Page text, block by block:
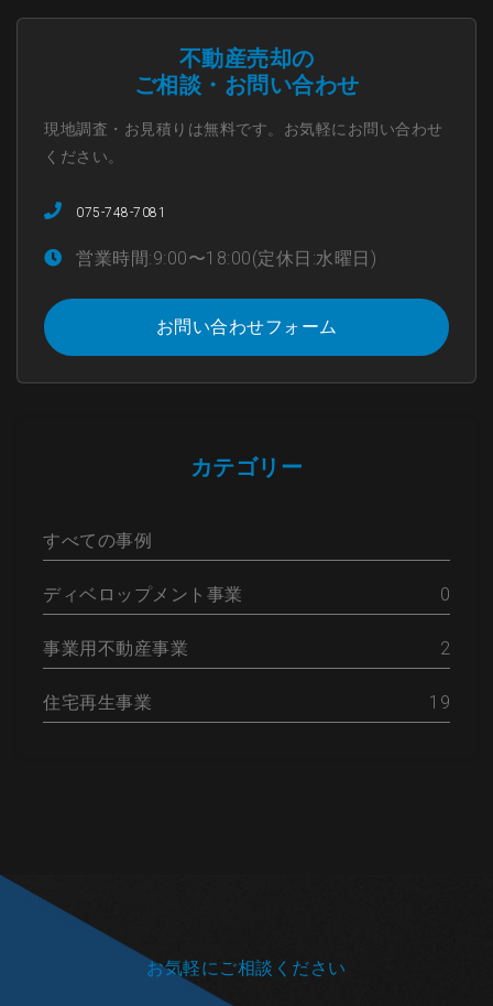
不動産売却の
ご相談・お問い合わせ
現地調査・お見積りは無料です。お気軽にお問い合わせ
ください。
075-748-7081
営業時間:9:00〜18:00(定休日:水曜日)
お問い合わせフォーム
カテゴリー
すべての事例
ディベロップメント事業 0
事業用不動産事業 2
住宅再生事業 19
お気軽にご相談ください